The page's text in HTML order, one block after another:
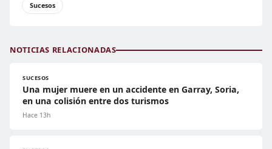
Sucesos
NOTICIAS RELACIONADAS
SUCESOS
Una mujer muere en un accidente en Garray, Soria,
en una colisión entre dos turismos
Hace 13h